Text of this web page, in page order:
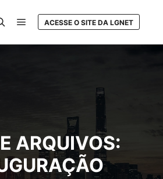
ACESSE O SITE DA LGNET
ARQUIVOS: